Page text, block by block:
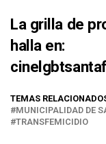
La grilla de
halla en:
TEMAS
MUNICIPALIDAD DE
TRANSFEMICIDIO